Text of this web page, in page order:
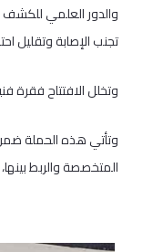
والدور العلمي للكشف
تجنب الإصابة وتقليل
وتخلل الافتتاح فقرة
وتأتي هذه الحملة
المتخصصة والربط